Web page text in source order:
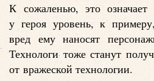
К сожаленью, это
у героя уровень, к
вред ему наносят
Технологи тоже станут
от вражеской технологии.